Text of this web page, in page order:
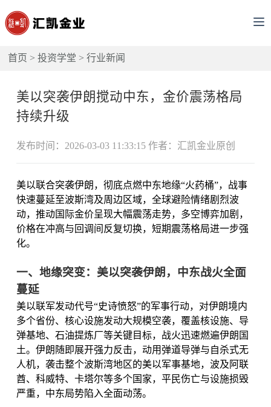
首页 >投资学堂 >行业新闻
美以突袭伊朗搅动中东，金价震荡格局
持续升级
发布时间：2026-03-03 11:33:15 作者：汇凯金业原创
美以联合突袭伊朗，彻底点燃中东地缘“火药桶”，战事
快速蔓延至波斯湾及周边区域，全球避险情绪剧烈波
动，推动国际金价呈现大幅震荡走势，多空博弈加剧，
价格在冲高与回调间反复切换，短期震荡格局进一步强
化。
一、地缘突变：美以突袭伊朗，中东战火全面
蔓延
美以联军发动代号“史诗愤怒”的军事行动，对伊朗境内
多个省份、核心设施发动大规模空袭，覆盖核设施、导
弹基地、石油提炼厂等关键目标，战火迅速燃遍伊朗国
土。伊朗随即展开强力反击，动用弹道导弹与自杀式无
人机，袭击整个波斯湾地区的美以军事基地，波及阿联
酋、科威特、卡塔尔等多个国家，平民伤亡与设施损毁
严重，中东局势陷入全面动荡。